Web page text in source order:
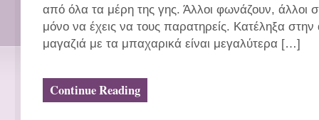
από όλα τα μέρη της γης. Άλλοι φωνάζουν, άλλοι
μόνο να έχεις να τους παρατηρείς. Κατέληξα
μαγαζιά με τα μπαχαρικά είναι μεγαλύτερα […]
Continue Reading